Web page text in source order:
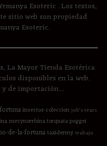
Esoteric . Los textos,
sitio web son propiedad
Esoteric.
La Mayor Tienda Esotérica
disponibles en la web.
de importación....
fortunainsectos-coleccion job's tears
mecynorrhina torquata poggei
de-la-fortunataxidermy trabajo